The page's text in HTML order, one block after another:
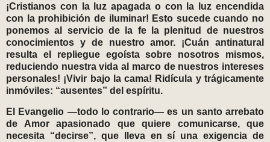
¡Cristianos con la luz apagada o con la luz encendida
con la prohibición de iluminar! Esto sucede cuando no
ponemos al servicio de la fe la plenitud de nuestros
conocimientos y de nuestro amor. ¡Cuán antinatural
resulta el repliegue egoísta sobre nosotros mismos,
reduciendo nuestra vida al marco de nuestros intereses
personales! ¡Vivir bajo la cama! Ridícula y trágicamente
inmóviles: “ausentes” del espíritu.
El Evangelio —todo lo contrario— es un santo arrebato
de Amor apasionado que quiere comunicarse, que
necesita “decirse”, que lleva en sí una exigencia de